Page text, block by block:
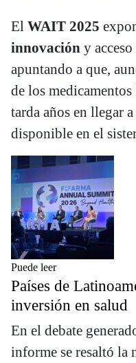
El WAIT 2025
innovación y
apuntando a que,
de los
tarda años en llegar
disponible en el
Puede leer
Países de
inversión en salud
En el debate
informe se resaltó la